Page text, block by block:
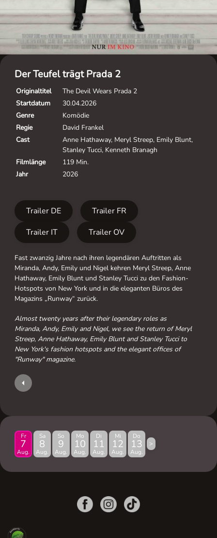
Der Teufel trägt Prada 2
Originaltitel
The Devil Wears Prada 2
Startdatum
30.04.2026
Genre
Komödie
Regie
David Frankel
Cast
Anne Hathaway, Meryl Streep, Emily Blunt,
Stanley Tucci, Kenneth Branagh
Filmlänge
119 Min.
Jahr
2026
Trailer DE
Trailer FR
Trailer IT
Trailer OV
Fast zwanzig Jahre nach ihren legendären Auftritten als
Miranda, Andy, Emily und Nigel kehren Meryl Streep, Anne
Hathaway, Emily Blunt und Stanley Tucci zu den Fashion-
Hotspots von New York und in die eleganten Büros des
Magazins „Runway“ zurück.
Almost twenty years after their legendary roles as
Miranda, Andy, Emily and Nigel, we see the return of Meryl
Streep, Anne Hathaway, Emily Blunt and Stanley Tucci to
New York's fashion hotspots and the elegant offices of
"Runway" magazine.
Fr
7
Aug.
Sa
8
Aug.
So
9
Aug.
Mo
10
Aug.
Di
11
Aug.
Mi
12
Aug.
Do
13
Aug.
>